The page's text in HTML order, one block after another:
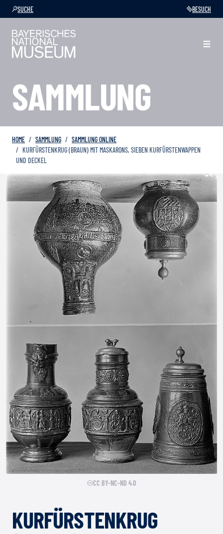
SUCHE BESUCH
SAMMLUNG
HOME SAMMLUNG
SAMMLUNG ONLINE
KURFÜRSTENKRUG (BRAUN) MIT MASKARONS, SIEBEN KURFÜRSTENWAPPEN
UND DECKEL
CC BY-NC-ND 4.0
KURFÜRSTENKRUG